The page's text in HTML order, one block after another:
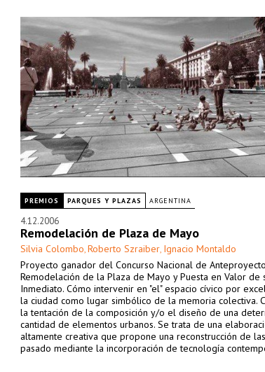
PREMIOS PARQUES Y PLAZAS ARGENTINA
4.12.2006
Remodelación de Plaza de Mayo
Silvia Colombo, Roberto Szraiber, Ignacio Montaldo
Proyecto ganador del Concurso Nacional de
Remodelación de la Plaza de Mayo y Puesta en Valor de
Inmediato. Cómo intervenir en "el" espacio cívico por
la ciudad como lugar simbólico de la memoria colectiva.
la tentación de la composición y/o el diseño de una
cantidad de elementos urbanos. Se trata de una
altamente creativa que propone una reconstrucción de
pasado mediante la incorporación de tecnología